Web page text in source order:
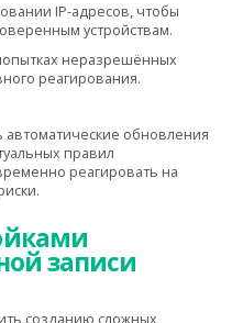
IP-адресов, чтобы
устройствам.
неразрешённых
реагирования.
обновления
правил
реагировать на
записи